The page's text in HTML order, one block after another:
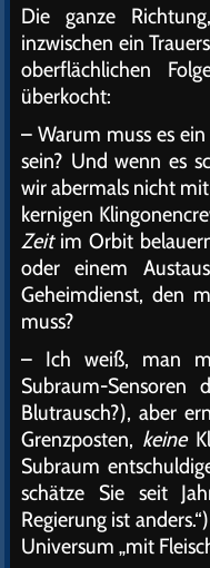
Die ganze
inzwischen ein
oberflächlichen
überkocht:
– Warum muss es
sein? Und wenn es
wir abermals nicht
kernigen
Zeitim Orbit
oder einem
Geheimdienst, den
muss?
– Ich weiß, man
Subraum-
Blutrausch?), aber
Grenzposten, keine
Subraum
schätze Sie seit
Regierung ist
Universum „mit